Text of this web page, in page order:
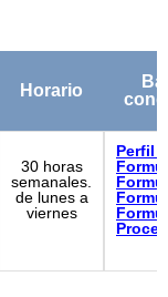
Horario
30 horas
semanales.
de lunes a
viernes
Perfil